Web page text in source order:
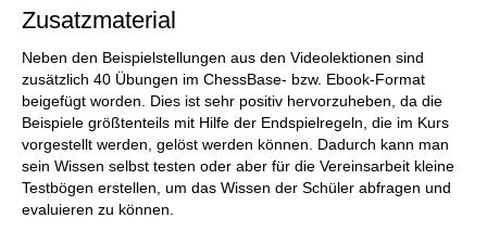
Zusatzmaterial
Neben den Beispielstellungen aus den Videolektionen sind
zusätzlich 40 Übungen im ChessBase- bzw. Ebook-Format
beigefügt worden. Dies ist sehr positiv hervorzuheben, da die
Beispiele größtenteils mit Hilfe der Endspielregeln, die im Kurs
vorgestellt werden, gelöst werden können. Dadurch kann man
sein Wissen selbst testen oder aber für die Vereinsarbeit kleine
Testbögen erstellen, um das Wissen der Schüler abfragen und
evaluieren zu können.